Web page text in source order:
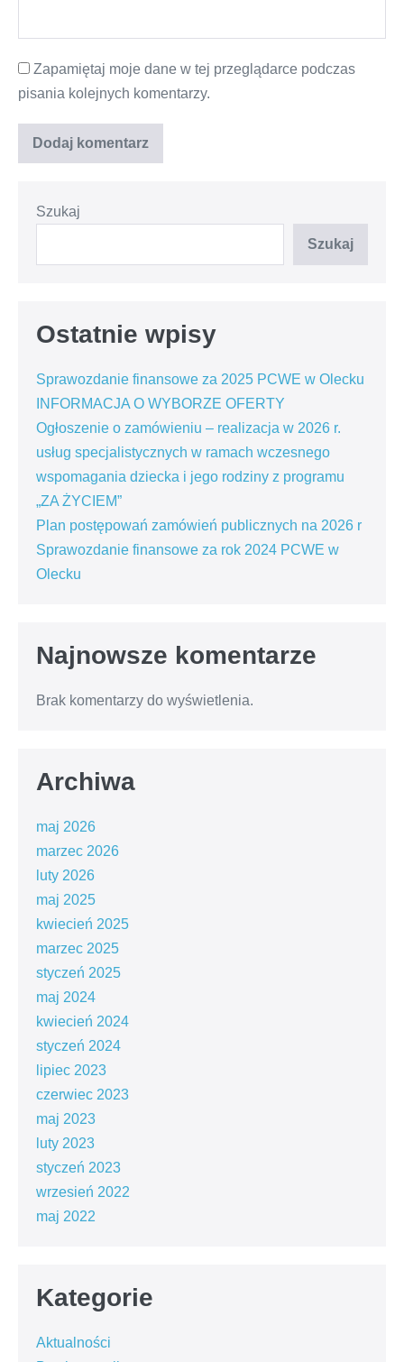
Zapamiętaj moje dane w tej przeglądarce podczas
pisania kolejnych komentarzy.
Szukaj
Szukaj
Ostatnie wpisy
Sprawozdanie finansowe za 2025 PCWE w Olecku
INFORMACJA O WYBORZE OFERTY
Ogłoszenie o zamówieniu – realizacja w 2026 r.
usług specjalistycznych w ramach wczesnego
wspomagania dziecka i jego rodziny z programu
„ZA ŻYCIEM”
Plan postępowań zamówień publicznych na 2026 r
Sprawozdanie finansowe za rok 2024 PCWE w
Olecku
Najnowsze komentarze
Brak komentarzy do wyświetlenia.
Archiwa
maj 2026
marzec 2026
luty 2026
maj 2025
kwiecień 2025
marzec 2025
styczeń 2025
maj 2024
kwiecień 2024
styczeń 2024
lipiec 2023
czerwiec 2023
maj 2023
luty 2023
styczeń 2023
wrzesień 2022
maj 2022
Kategorie
Aktualności